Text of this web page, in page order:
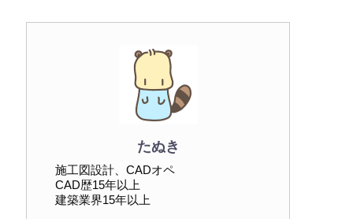
たぬき
施工図設計、CADオペ
CAD歴15年以上
建築業界15年以上